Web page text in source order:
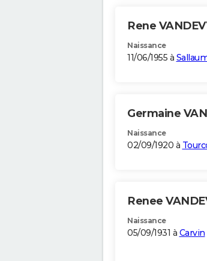
Rene
Naissance
11/06/1955 à
Germaine
Naissance
02/09/1920 à
Renee
Naissance
05/09/1931 à Carvin